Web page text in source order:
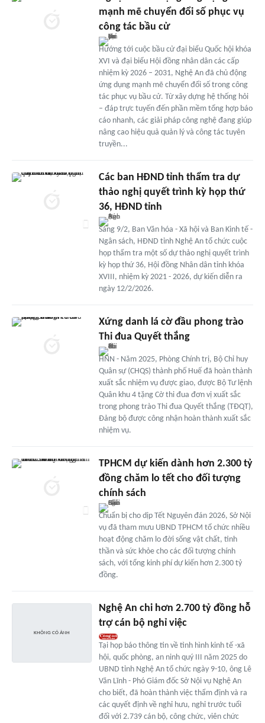
mạnh mẽ chuyển đổi số phục vụ
công tác bầu cử
Hướng tới cuộc bầu cử đại biểu Quốc hội khóa
XVI và đại biểu Hội đồng nhân dân các cấp
nhiệm kỳ 2026 – 2031, Nghệ An đã chủ động
ứng dụng mạnh mẽ chuyển đổi số trong công
tác phục vụ bầu cử. Từ xây dựng hệ thống hỏi
– đáp trực tuyến đến phần mềm tổng hợp báo
cáo nhanh, các giải pháp công nghệ đang giúp
nâng cao hiệu quả quản lý và công tác tuyên
truyền...
Các ban HĐND tỉnh thẩm tra dự
thảo nghị quyết trình kỳ họp thứ
36, HĐND tỉnh
Sáng 9/2, Ban Văn hóa - Xã hội và Ban Kinh tế -
Ngân sách, HĐND tỉnh Nghệ An tổ chức cuộc
họp thẩm tra một số dự thảo nghị quyết trình
kỳ họp thứ 36, Hội đồng Nhân dân tỉnh khóa
XVIII, nhiệm kỳ 2021 - 2026, dự kiến diễn ra
ngày 12/2/2026.
Xứng danh lá cờ đầu phong trào
Thi đua Quyết thắng
HNN - Năm 2025, Phòng Chính trị, Bộ Chỉ huy
Quân sự (CHQS) thành phố Huế đã hoàn thành
xuất sắc nhiệm vụ được giao, được Bộ Tư lệnh
Quân khu 4 tặng Cờ thi đua đơn vị xuất sắc
trong phong trào Thi đua Quyết thắng (TĐQT),
Đảng bộ được công nhận hoàn thành xuất sắc
nhiệm vụ.
TPHCM dự kiến dành hơn 2.300 tỷ
đồng chăm lo tết cho đối tượng
chính sách
Chuẩn bị cho dịp Tết Nguyên đán 2026, Sở Nội
vụ đã tham mưu UBND TPHCM tổ chức nhiều
hoạt động chăm lo đời sống vật chất, tinh
thần và sức khỏe cho các đối tượng chính
sách, với tổng kinh phí dự kiến hơn 2.300 tỷ
đồng.
Nghệ An chi hơn 2.700 tỷ đồng hỗ
trợ cán bộ nghỉ việc
Tại họp báo thông tin về tình hình kinh tế -xã
hội, quốc phòng, an ninh quý III năm 2025 do
UBND tỉnh Nghệ An tổ chức ngày 9-10, ông Lê
Văn Lĩnh - Phó Giám đốc Sở Nội vụ Nghệ An
cho biết, đã hoàn thành việc thẩm định và ra
các quyết định về nghỉ hưu, nghỉ trước tuổi
đối với 2.739 cán bộ, công chức, viên chức